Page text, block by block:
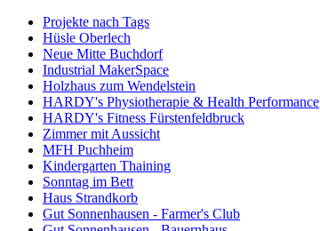
Projekte nach Tags
Hüsle Oberlech
Neue Mitte Buchdorf
Industrial MakerSpace
Holzhaus zum Wendelstein
HARDY's Physiotherapie & Health Performance
HARDY's Fitness Fürstenfeldbruck
Zimmer mit Aussicht
MFH Puchheim
Kindergarten Thaining
Sonntag im Bett
Haus Strandkorb
Gut Sonnenhausen - Farmer's Club